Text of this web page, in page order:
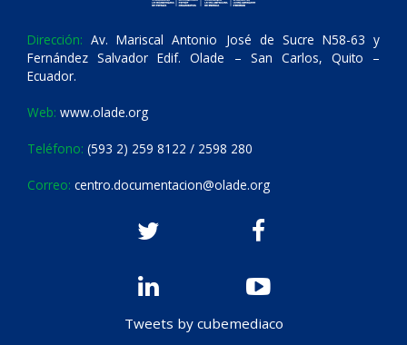
Dirección: Av. Mariscal Antonio José de Sucre N58-63 y
Fernández Salvador Edif. Olade – San Carlos, Quito –
Ecuador.
Web: www.olade.org
Teléfono: (593 2) 259 8122 / 2598 280
Correo: centro.documentacion@olade.org
Tweets by cubemediaco